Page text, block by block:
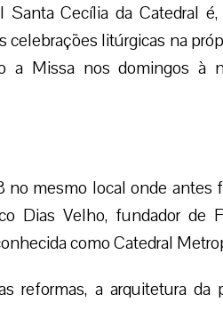
Santa Cecília da Catedral
litúrgicas na
a Missa nos domingos à
no mesmo local onde antes
Dias Velho, fundador de
como Catedral
reformas, a arquitetura